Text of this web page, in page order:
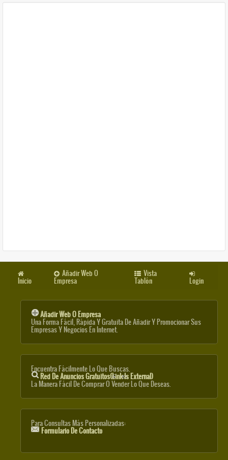
Inicio
Añadir Web O
Empresa
Vista
Tablón Login
Añadir Web O Empresa
Una Forma Fácil, Rápida Y Gratuita De Añadir Y Promocionar Sus
Empresas Y Negocios En Internet.
Encuentra Fácilmente Lo Que Buscas.
Red De Anuncios Gratuitos(link Is External)
La Manera Fácil De Comprar O Vender Lo Que Deseas.
Para Consultas Más Personalizadas:
Formulario De Contacto